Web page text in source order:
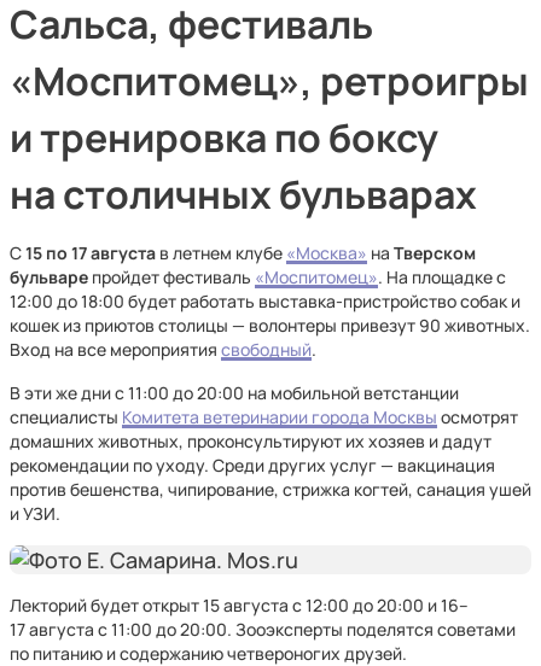
Сальса, фестиваль
«Моспитомец», ретроигры
и тренировка по боксу
на столичных бульварах
С15 по 17 августа в летнем клубе «Москва» на Тверском
бульваре пройдет фестиваль «Моспитомец». На площадке с
12:00 до 18:00 будет работать выставка-пристройство собак и
кошек из приютов столицы — волонтеры привезут 90 животных.
Вход на все мероприятия свободный.
В эти же дни с 11:00 до 20:00 на мобильной ветстанции
специалисты Комитета ветеринарии города Москвы осмотрят
домашних животных, проконсультируют их хозяев и дадут
рекомендации по уходу. Среди других услуг — вакцинация
против бешенства, чипирование, стрижка когтей, санация ушей
и УЗИ.
Лекторий будет открыт 15 августа с 12:00 до 20:00 и 16–
17 августа с 11:00 до 20:00. Зооэксперты поделятся советами
по питанию и содержанию четвероногих друзей.